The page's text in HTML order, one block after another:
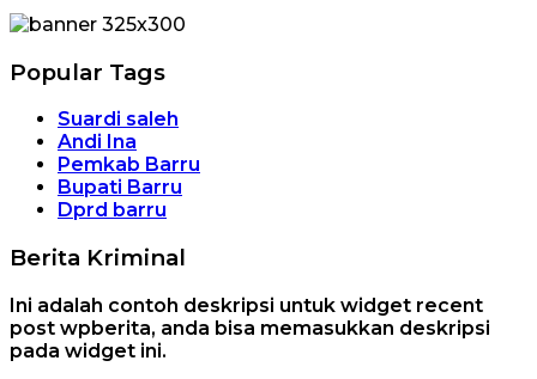
Popular Tags
Suardi saleh
Andi Ina
Pemkab Barru
Bupati Barru
Dprd barru
Berita Kriminal
Ini adalah contoh deskripsi untuk widget recent
post wpberita, anda bisa memasukkan deskripsi
pada widget ini.